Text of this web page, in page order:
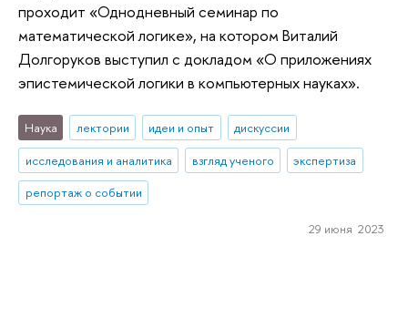
проходит «Однодневный семинар по
математической логике», на котором Виталий
Долгоруков выступил с докладом «О приложениях
эпистемической логики в компьютерных науках».
Наука лектории идеи и опыт
дискуссии
исследования и аналитика
взгляд ученого
экспертиза
репортаж о событии
29 июня 2023